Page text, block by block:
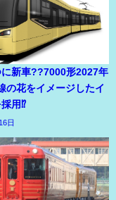
に新車??7000形2027年
の花をイメージしたイ
用⁉
日